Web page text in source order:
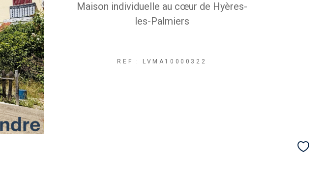
Maison individuelle au cœur de Hyères-
les-Palmiers
REF : LVMA10000322